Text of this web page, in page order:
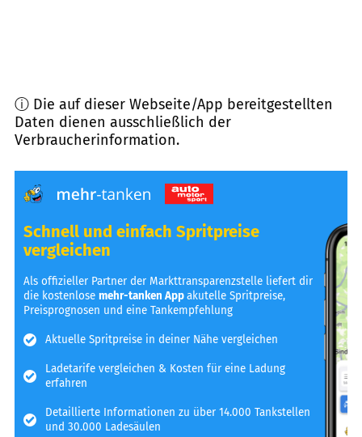
ⓘ Die auf dieser Webseite/App bereitgestellten
Daten dienen ausschließlich der
Verbraucherinformation.
Schnell und einfach Spritpreise
vergleichen
Als offizieller Partner der Markttransparenzstelle liefert dir
die kostenlosemehr-tanken Appakutelle Spritpreise,
Preisprognosen und eine Tankempfehlung
Aktuelle Spritpreise in deiner Nähe vergleichen
Ladetarife vergleichen & Kosten für eine Ladung
erfahren
Detaillierte Informationen zu über 14.000 Tankstellen
und 30.000 Ladesäulen